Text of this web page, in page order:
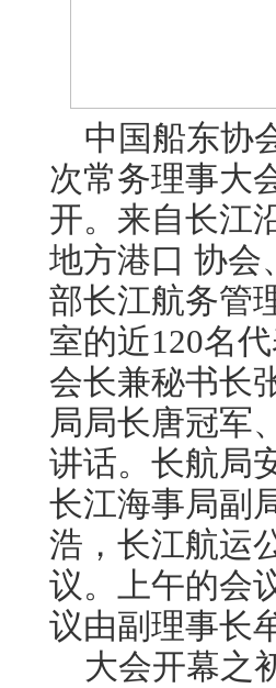
中国船东协
次常务理事大
开。来自长江
地方港口 协会
部长江航务管
室的近120名
会长兼秘书长
局局长唐冠军
讲话。长航局
长江海事局副
浩，长江航运
议。上午的会
议由副理事长
大会开幕之